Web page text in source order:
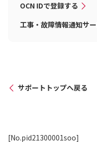
OCN IDで登録する
工事・故障情報通知サ
サポートトップへ戻る
[No.pid21300001soo]